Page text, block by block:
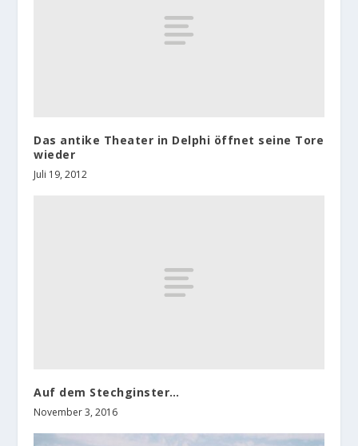
Das antike Theater in Delphi öffnet seine Tore
wieder
Juli 19, 2012
Auf dem Stechginster…
November 3, 2016